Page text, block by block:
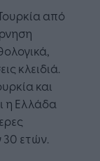
από
κλειδιά.
και
η Ελλάδα
30 ετών.